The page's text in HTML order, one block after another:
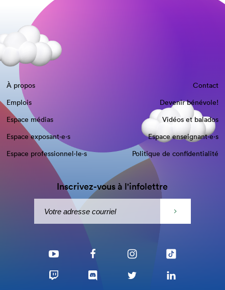
À propos
Contact
Emplois
Devenir bénévole!
Espace médias
Vidéos et balados
Espace exposant·e⋅s
Espace enseignant·e⋅s
Espace professionnel·le⋅s
Politique de confidentialité
Inscrivez-vous à l'infolettre